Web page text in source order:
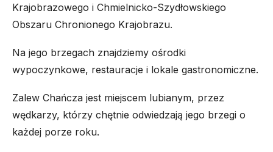
Krajobrazowego i Chmielnicko-Szydłowskiego
Obszaru Chronionego Krajobrazu.
Na jego brzegach znajdziemy ośrodki
wypoczynkowe, restauracje i lokale gastronomiczne.
Zalew Chańcza jest miejscem lubianym, przez
wędkarzy, którzy chętnie odwiedzają jego brzegi o
każdej porze roku.